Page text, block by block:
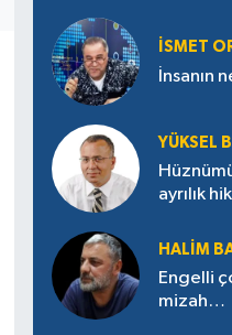
İSMET
YÜKSEL
ayrılık
HALIM
Engelli
mizah…